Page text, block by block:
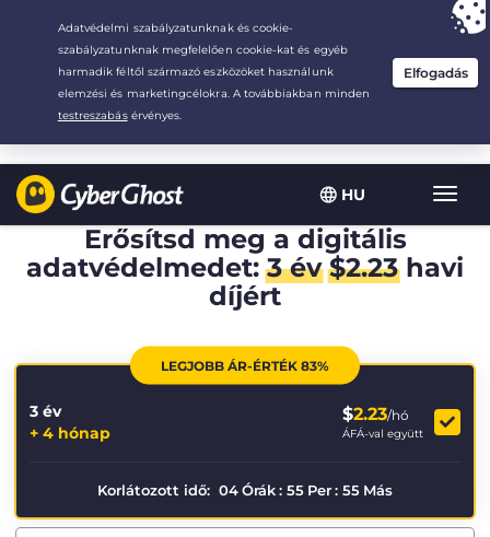
HU
Your choice:The Best Dealfor 3.3333333333333-years at $
/month
Erősítsd meg a digitális
adatvédelmedet:3 év $2.23havi
díjért
LEGJOBB ÁR-ÉRTÉK 83%
3 év
+ 4 hónap
$2.23/hó
ÁFÁ-val együtt
Korlátozott idő: 04Órák: 55 Per: 55 Más